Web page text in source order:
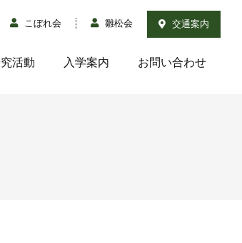
こぼれ会 雛松会 交通案内
活動 入学案内 お問い合わせ